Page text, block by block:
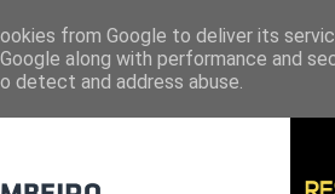
from Google to deliver its
along with performance and
detect and address abuse.